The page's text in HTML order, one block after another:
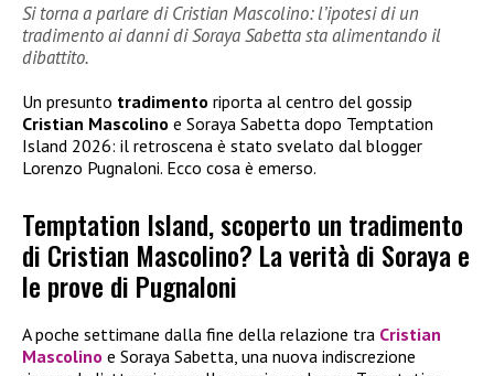
Si torna a parlare di Cristian Mascolino: l’ipotesi di un
tradimento ai danni di Soraya Sabetta sta alimentando il
dibattito.
Un presunto tradimento riporta al centro del gossip
Cristian Mascolino e Soraya Sabetta dopo Temptation
Island 2026: il retroscena è stato svelato dal blogger
Lorenzo Pugnaloni. Ecco cosa è emerso.
Temptation Island, scoperto un tradimento
di Cristian Mascolino? La verità di Soraya e
le prove di Pugnaloni
A poche settimane dalla fine della relazione tra Cristian
Mascolino e Soraya Sabetta, una nuova indiscrezione